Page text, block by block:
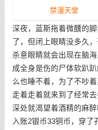
禁漫天堂
深夜，蓝斯拖着微醺的
了，但闭上眼睛没多久
杀意眼睛就会出现在脑
成全身是伤的尸体软趴
么也睡不着，为了不吵
走着走着就来到了经常
深处就渴望着酒精的麻
入账2银币33铜币，穿了